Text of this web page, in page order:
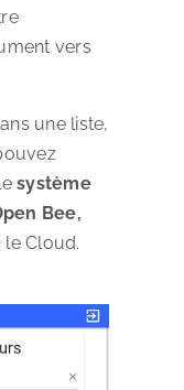
vers
une liste,
système
Bee,
Cloud.